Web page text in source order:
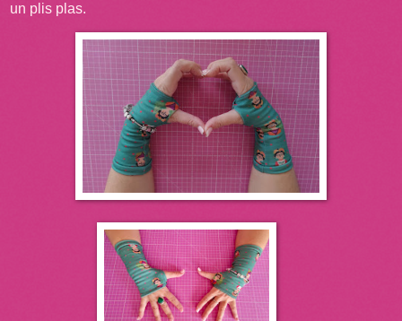
un plis plas.